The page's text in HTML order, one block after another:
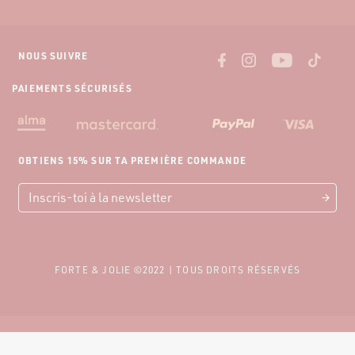
PAIEMENTS SÉCURISÉS
OBTIENS 15% SUR TA PREMIÈRE COMMANDE
NOUS SUIVRE
FORTE & JOLIE ©2022 | TOUS DROITS RÉSERVÉS